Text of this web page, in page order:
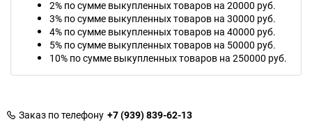
2% по сумме выкупленных товаров на 20000 руб.
3% по сумме выкупленных товаров на 30000 руб.
4% по сумме выкупленных товаров на 40000 руб.
5% по сумме выкупленных товаров на 50000 руб.
10% по сумме выкупленных товаров на 250000 руб.
Заказ по телефону +7 (939) 839-62-13